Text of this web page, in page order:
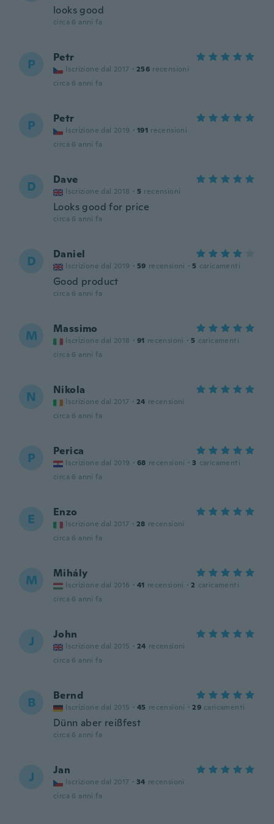
looks good
circa 6 anni fa
P Petr
Iscrizione dal 2017 · 256 recensioni
circa 6 anni fa
P Petr
Iscrizione dal 2019 · 191 recensioni
circa 6 anni fa
D Dave
Iscrizione dal 2018 · 5 recensioni
Looks good for price
circa 6 anni fa
D Daniel
Iscrizione dal 2019 · 59 recensioni · 5 caricamenti
Good product
circa 6 anni fa
M Massimo
Iscrizione dal 2018 · 91 recensioni · 5 caricamenti
circa 6 anni fa
N Nikola
Iscrizione dal 2017 · 24 recensioni
circa 6 anni fa
P Perica
Iscrizione dal 2019 · 68 recensioni · 3 caricamenti
circa 6 anni fa
E Enzo
Iscrizione dal 2017 · 28 recensioni
circa 6 anni fa
M Mihály
Iscrizione dal 2016 · 41 recensioni · 2 caricamenti
circa 6 anni fa
J John
Iscrizione dal 2015 · 24 recensioni
circa 6 anni fa
B Bernd
Iscrizione dal 2015 · 45 recensioni · 29 caricamenti
Dünn aber reißfest
circa 6 anni fa
J Jan
Iscrizione dal 2017 · 34 recensioni
circa 6 anni fa